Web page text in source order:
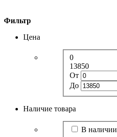
Фильтр
Цена
0
13850
От
До
Наличие товара
В наличии